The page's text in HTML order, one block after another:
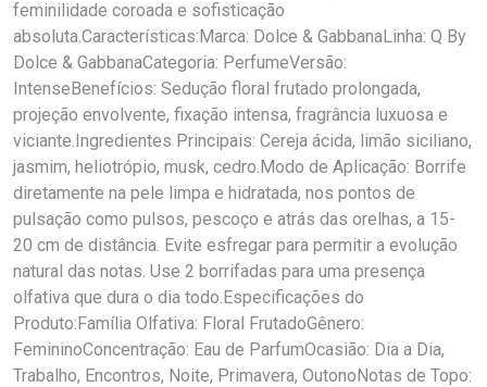
feminilidade coroada e sofisticação
absoluta.Características:Marca: Dolce & GabbanaLinha: Q By
Dolce & GabbanaCategoria: PerfumeVersão:
IntenseBenefícios: Sedução floral frutado prolongada,
projeção envolvente, fixação intensa, fragrância luxuosa e
viciante.Ingredientes Principais: Cereja ácida, limão siciliano,
jasmim, heliotrópio, musk, cedro.Modo de Aplicação: Borrife
diretamente na pele limpa e hidratada, nos pontos de
pulsação como pulsos, pescoço e atrás das orelhas, a 15-
20 cm de distância. Evite esfregar para permitir a evolução
natural das notas. Use 2 borrifadas para uma presença
olfativa que dura o dia todo.Especificações do
Produto:Família Olfativa: Floral FrutadoGênero:
FemininoConcentração: Eau de ParfumOcasião: Dia a Dia,
Trabalho, Encontros, Noite, Primavera, OutonoNotas de Topo: